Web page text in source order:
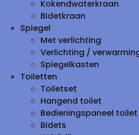
Kokendwaterkraan
Bidetkraan
Spiegel
Met verlichting
Verlichting /
Spiegelkasten
Toiletten
Toiletset
Hangend toilet
Bedieningspaneel toilet
Bidets